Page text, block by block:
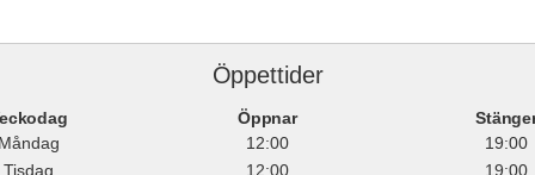
Öppettider
Öppnar
12:00
19:00
Tisdag
12:00 19:00